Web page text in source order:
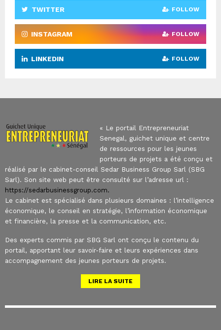
TWITTER FOLLOW
INSTAGRAM FOLLOW
LINKEDIN FOLLOW
« Le portail Entrepreneuriat
Senegal, guichet unique et centre
de ressources pour les jeunes
porteurs de projets a été conçu et
réalisé par le cabinet-conseil Sedar Business Group Sarl (SBG
Sarl). Son site web peut être consulté sur l’adresse url :
https://sedarbusinessgroup.com.
Le cabinet est spécialisé dans plusieurs domaines : l’intelligence
économique, le conseil en stratégie, l’information économique
et financière, la presse et la communication, etc.
Des experts commis par SBG Sarl ont conçu le contenu du
portail, apportant leur savoir-faire et leurs expériences dans
accompagnement des jeunes porteurs de projets.
LIRE LA SUITE